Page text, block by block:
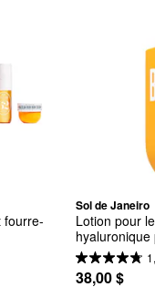
fourre-
Sol de Janeiro
Lotion pour
quotidienne
38,00 $